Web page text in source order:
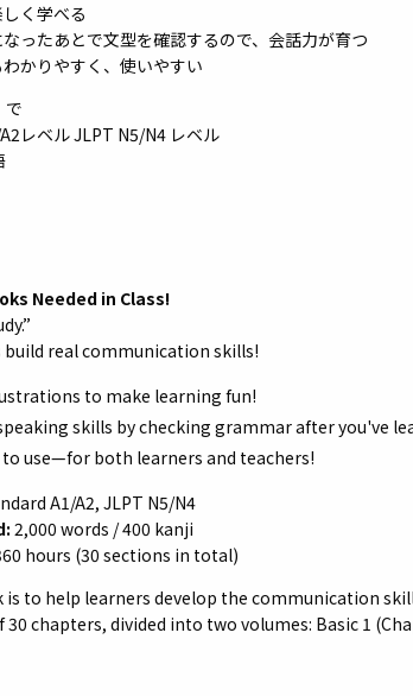
く学べる
ったあとで文型を確認するので、会話力が育つ
かりやすく、使いやすい
で
レベル JLPT N5/N4 レベル
Needed in Class!
real communication skills!
to make learning fun!
skills by checking grammar after you've
to use—for both learners and teachers!
A1/A2, JLPT N5/N4
2,000 words / 400 kanji
hours (30 sections in total)
to help learners develop the communication
chapters, divided into two volumes: Basic 1